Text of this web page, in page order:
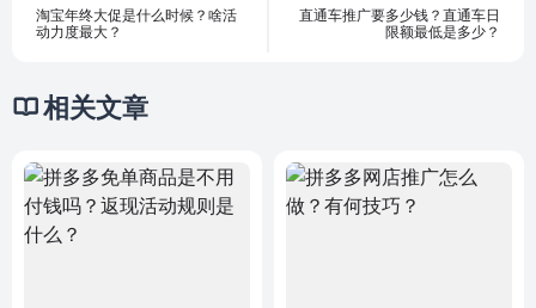
淘宝年终大促是什么时候？啥活
动力度最大？
直通车推广要多少钱？直通车日
限额最低是多少？
相关文章